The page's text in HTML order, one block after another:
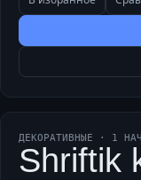
ДЕКОРАТИВНЫЕ · 1
Shriftik